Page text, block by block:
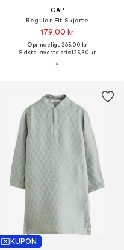
GAP
Regular Fit Skjorte
179,00 kr
Oprindeligt: 265,00 kr
Sidste laveste pris:125,30 kr
KUPON